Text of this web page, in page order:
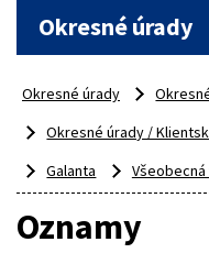
Okresné úrady
Okresné úrady
Okresné úrady /
Galanta
Oznamy